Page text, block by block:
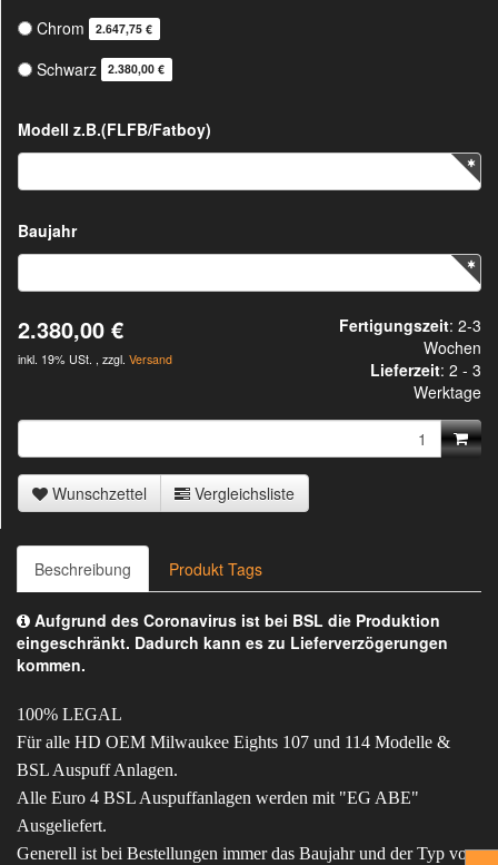
Chrom 2.647,75 €
Schwarz 2.380,00 €
Modell z.B.(FLFB/Fatboy)
Baujahr
2.380,00 €
inkl. 19% USt. , zzgl. Versand
Fertigungszeit: 2-3
Wochen
Lieferzeit: 2 - 3
Werktage
Wunschzettel Vergleichsliste
Beschreibung Produkt Tags
Aufgrund des Coronavirus ist bei BSL die Produktion
eingeschränkt. Dadurch kann es zu Lieferverzögerungen
kommen.
100% LEGAL
Für alle HD OEM Milwaukee Eights 107 und 114 Modelle &
BSL Auspuff Anlagen.
Alle Euro 4 BSL Auspuffanlagen werden mit "EG ABE"
Ausgeliefert.
Generell ist bei Bestellungen immer das Baujahr und der Typ vom